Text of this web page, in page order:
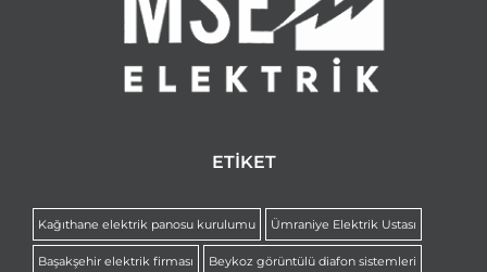
ETİKET
Kağıthane elektrik panosu kurulumu Ümraniye Elektrik Ustası
Başakşehir elektrik firması Beykoz görüntülü diafon sistemleri